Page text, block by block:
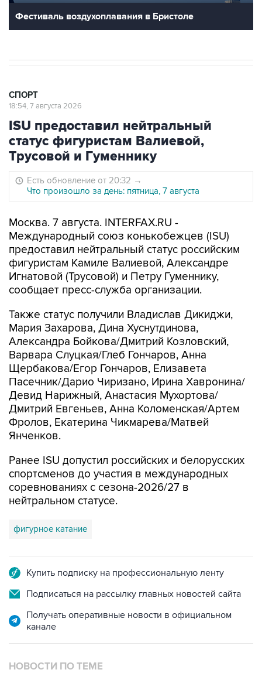
Фестиваль воздухоплавания в Бристоле
СПОРТ
18:54, 7 августа 2026
ISU предоставил нейтральный
статус фигуристам Валиевой,
Трусовой и Гуменнику
Есть обновление от 20:32 →
Что произошло за день: пятница, 7 августа
Москва. 7 августа. INTERFAX.RU -
Международный союз конькобежцев (ISU)
предоставил нейтральный статус российским
фигуристам Камиле Валиевой, Александре
Игнатовой (Трусовой) и Петру Гуменнику,
сообщает пресс-служба организации.
Также статус получили Владислав Дикиджи,
Мария Захарова, Дина Хуснутдинова,
Александра Бойкова/Дмитрий Козловский,
Варвара Слуцкая/Глеб Гончаров, Анна
Щербакова/Егор Гончаров, Елизавета
Пасечник/Дарио Чиризано, Ирина Хавронина/
Девид Нарижный, Анастасия Мухортова/
Дмитрий Евгеньев, Анна Коломенская/Артем
Фролов, Екатерина Чикмарева/Матвей
Янченков.
Ранее ISU допустил российских и белорусских
спортсменов до участия в международных
соревнованиях с сезона-2026/27 в
нейтральном статусе.
фигурное катание
Купить подписку на профессиональную ленту
Подписаться на рассылку главных новостей сайта
Получать оперативные новости в официальном
канале
НОВОСТИ ПО ТЕМЕ